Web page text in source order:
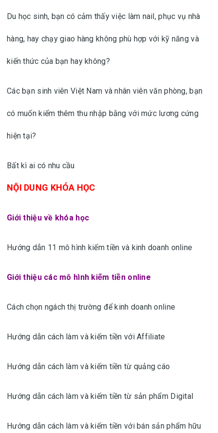
Du học sinh, bạn có cảm thấy việc làm nail, phục vụ nhà
hàng, hay chạy giao hàng không phù hợp với kỹ năng và
kiến thức của bạn hay không?
Các bạn sinh viên Việt Nam và nhân viên văn phòng, bạn
có muốn kiếm thêm thu nhập bằng với mức lương cứng
hiện tại?
Bất kì ai có nhu cầu
NỘI DUNG KHÓA HỌC
Giới thiệu về khóa học
Hướng dẫn 11 mô hình kiếm tiền và kinh doanh online
Giới thiệu các mô hình kiếm tiền online
Cách chọn ngách thị trường để kinh doanh online
Hướng dẫn cách làm và kiếm tiền với Affiliate
Hướng dẫn cách làm và kiếm tiền từ quảng cáo
Hướng dẫn cách làm và kiếm tiền từ sản phẩm Digital
Hướng dẫn cách làm và kiếm tiền với bán sản phẩm hữu